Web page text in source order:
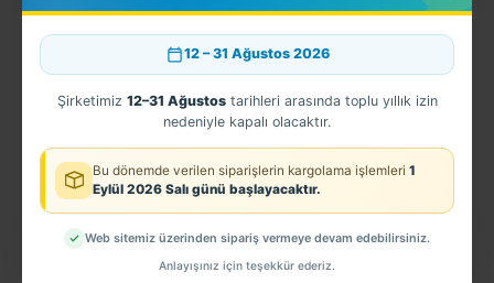
12 – 31 Ağustos 2026
Şirketimiz 12–31 Ağustostarihleri arasında toplu yıllık izin
nedeniyle kapalı olacaktır.
Bu dönemde verilen siparişlerin kargolama işlemleri 1
Eylül 2026 Salı günü başlayacaktır.
Web sitemiz üzerinden sipariş vermeye devam edebilirsiniz.
Anlayışınız için teşekkür ederiz.
Sahil Güvenlik Sb. Şapka Kokartı
EGM PAK Arması